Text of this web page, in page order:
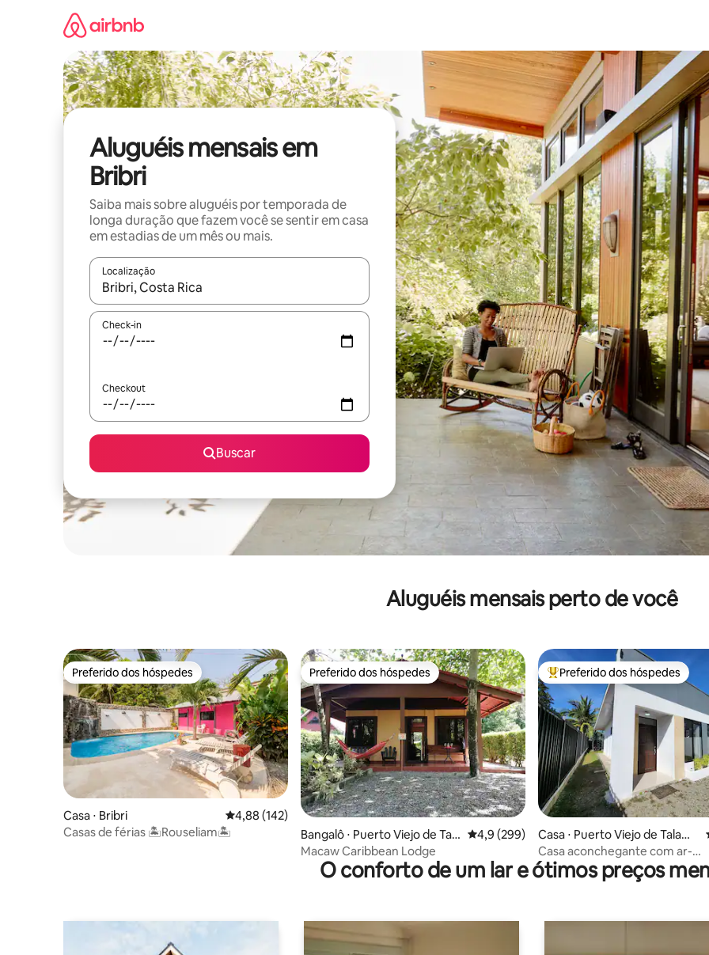
Aluguéis mensais em
Bribri
Saiba mais sobre aluguéis por temporada de
longa duração que fazem você se sentir em casa
em estadias de um mês ou mais.
Localização
Quando os resultados estiverem disponíveis, explore-os usando as seta para cima e para baixo do teclado ou tocando
Check-in
Checkout
Buscar
Aluguéis mensais perto de você
Preferido dos hóspedes
Preferido dos hóspedes
Casa ⋅ Bribri 4,88 de uma avaliação média de 5, 142 avaliações
4,88 (142)
Casas de férias 🏝️Rouseliam🏝️
Preferido dos hóspedes
Preferido dos hóspedes
Bangalô ⋅ Puerto Viejo de Tala
manca
4,9 de uma avaliação média de 5, 299
4,9 (299)
Macaw Caribbean Lodge
Entre os melhores preferidos
Preferido dos hóspedes
Casa ⋅ Puerto Viejo de Talama
nca
Casa aconchegante com ar-
condicionado
O conforto de um lar e ótimos preços